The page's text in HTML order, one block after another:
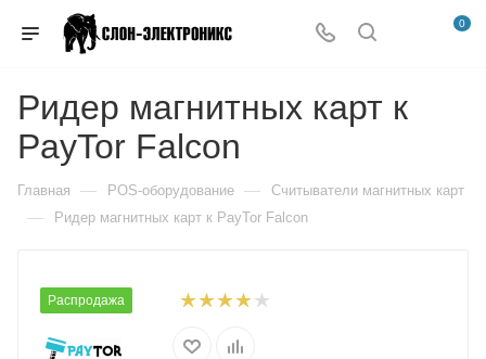
0
Ридер магнитных карт к
PayTor Falcon
Главная — POS-оборудование — Считыватели магнитных карт
— Ридер магнитных карт к PayTor Falcon
Распродажа